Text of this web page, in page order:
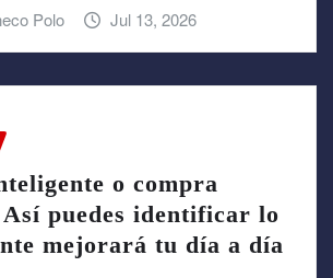
Polo Jul 13, 2026
o compra
puedes identificar lo
mejorará tu día a día